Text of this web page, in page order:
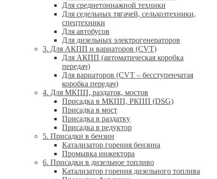
Для среднетоннажной техники
Для седельных тягачей, сельхозтехники,
спецтехники
Для автобусов
Для дизельных электрогенераторов
3. Для АКПП и вариаторов (CVT)
Для АКПП (автоматическая коробка
передач)
Для вариаторов (CVT – бесступенчатая
коробка передач)
4. Для МКПП, раздаток, мостов
Присадка в МКПП, РКПП (DSG)
Присадка в мост
Присадка в раздатку
Присадка в редуктор
5. Присадки в бензин
Катализатор горения бензина
Промывка инжектора
6. Присадки в дизельное топливо
Катализатор горения дизельного топлива